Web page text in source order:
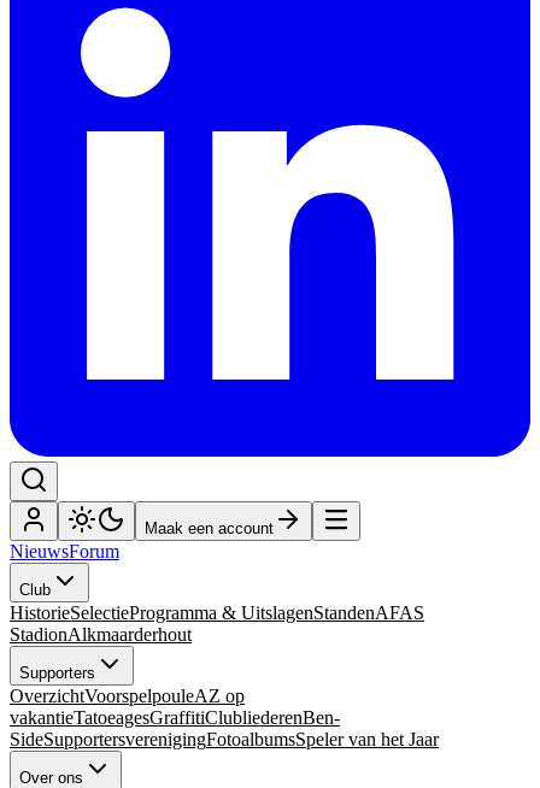
Maak een account
NieuwsForum
Club
HistorieSelectieProgramma & UitslagenStandenAFAS
StadionAlkmaarderhout
Supporters
OverzichtVoorspelpouleAZ op
vakantieTatoeagesGraffitiClubliederenBen-
SideSupportersverenigingFotoalbumsSpeler van het Jaar
Over ons